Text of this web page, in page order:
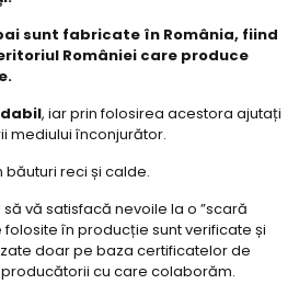
sunt fabricate în România, fiind
României care produce
, iar prin folosirea acestora ajutați
mediului înconjurător.
băuturi reci și calde.
vă satisfacă nevoile la o ”scară
în producție sunt verificate și
doar pe baza certificatelor de
cu care colaborăm.